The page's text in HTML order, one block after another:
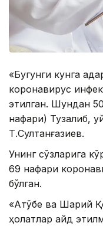
«Бугунги кунга
коронавирус
этилган. Шундан
нафари) Тузалиб,
Т.Султанғазиев.
Унинг сўзларига
69 нафари
бўлган.
«Ақтўбе ва Шарқий
ҳолатлар қайд